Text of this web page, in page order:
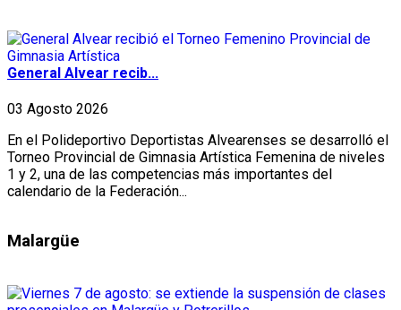
General Alvear recib...
03 Agosto 2026
En el Polideportivo Deportistas Alvearenses se desarrolló el
Torneo Provincial de Gimnasia Artística Femenina de niveles
1 y 2, una de las competencias más importantes del
calendario de la Federación...
Malargüe